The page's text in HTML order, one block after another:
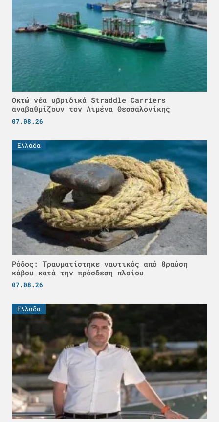
Οκτώ νέα υβριδικά Straddle Carriers
αναβαθμίζουν τον Λιμένα Θεσσαλονίκης
07.08.26
Ελλάδα
Ρόδος: Τραυματίστηκε ναυτικός από θραύση
κάβου κατά την πρόσδεση πλοίου
07.08.26
Ελλάδα